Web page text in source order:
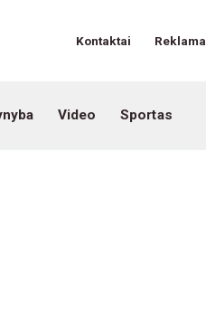
Kontaktai Reklama
Video Sportas